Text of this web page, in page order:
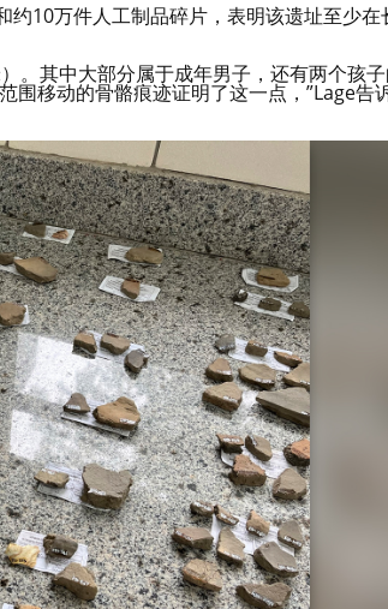
10万件人工制品碎片，表明该遗址至少在
。其中大部分属于成年男子，还有两个孩
围移动的骨骼痕迹证明了这一点，”Lage告